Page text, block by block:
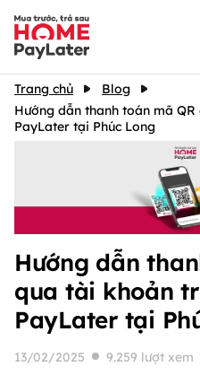
Trang chủ
Blog
Hướng dẫn thanh toán mã
PayLater tại Phúc Long
Hướng dẫn
qua tài khoản
PayLater tại
13/02/2025 9.259 lượt xem